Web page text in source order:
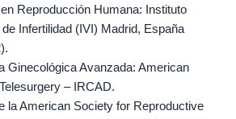
Reproducción Humana: Instituto
Infertilidad (IVI) Madrid, España
Ginecológica Avanzada: American
– IRCAD.
la American Society for Reproductive